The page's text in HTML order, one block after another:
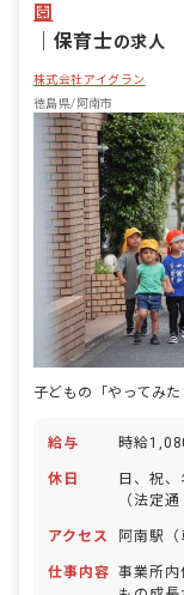
園
保育士の求人
株式会社アイグラン
徳島県/阿南市
給与 時給
休日
日、祝
（法定
アクセス 阿南駅（
仕事内容 事業所内